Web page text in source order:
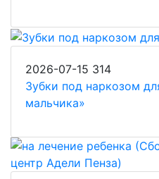
2026-07-15 314
Зубки под наркозом
мальчика»